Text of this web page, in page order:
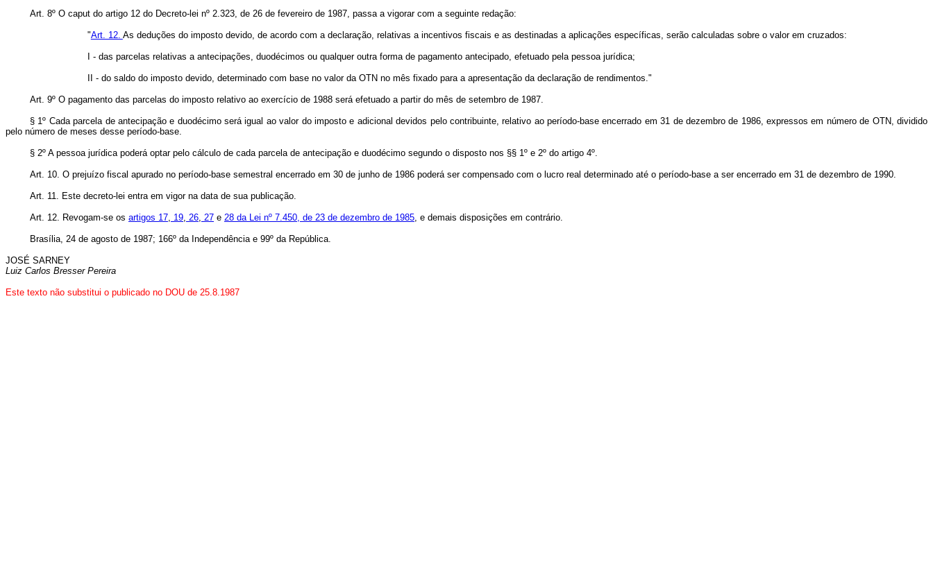
Art. 8º O caput do artigo 12 do Decreto-lei nº 2.323, de 26 de fevereiro de 1987, passa a vigorar com a seguinte redação:
"Art. 12. As deduções do imposto devido, de acordo com a declaração, relativas a incentivos fiscais e as destinadas a aplicações específicas, serão calculadas sobre o valor em cruzados:
I - das parcelas relativas a antecipações, duodécimos ou qualquer outra forma de pagamento antecipado, efetuado pela pessoa jurídica;
II - do saldo do imposto devido, determinado com base no valor da OTN no mês fixado para a apresentação da declaração de rendimentos."
Art. 9º O pagamento das parcelas do imposto relativo ao exercício de 1988 será efetuado a partir do mês de setembro de 1987.
§ 1º Cada parcela de antecipação e duodécimo será igual ao valor do imposto e adicional devidos pelo contribuinte, relativo ao período-base encerrado em 31 de dezembro de 1986, expressos em número de OTN, dividido
pelo número de meses desse período-base.
§ 2º A pessoa jurídica poderá optar pelo cálculo de cada parcela de antecipação e duodécimo segundo o disposto nos §§ 1º e 2º do artigo 4º.
Art. 10. O prejuízo fiscal apurado no período-base semestral encerrado em 30 de junho de 1986 poderá ser compensado com o lucro real determinado até o período-base a ser encerrado em 31 de dezembro de 1990.
Art. 11. Este decreto-lei entra em vigor na data de sua publicação.
Art. 12. Revogam-se os artigos 17, 19, 26, 27 e 28 da Lei nº 7.450, de 23 de dezembro de 1985, e demais disposições em contrário.
Brasília, 24 de agosto de 1987; 166º da Independência e 99º da República.
JOSÉ SARNEY
Luiz Carlos Bresser Pereira
Este texto não substitui o publicado no DOU de 25.8.1987